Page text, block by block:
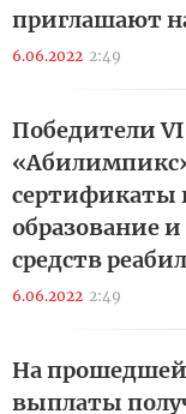
приглашают
6.06.2022 2:49
Победители
сертификаты
образование
средств
6.06.2022 2:49
На прошедшей
выплаты